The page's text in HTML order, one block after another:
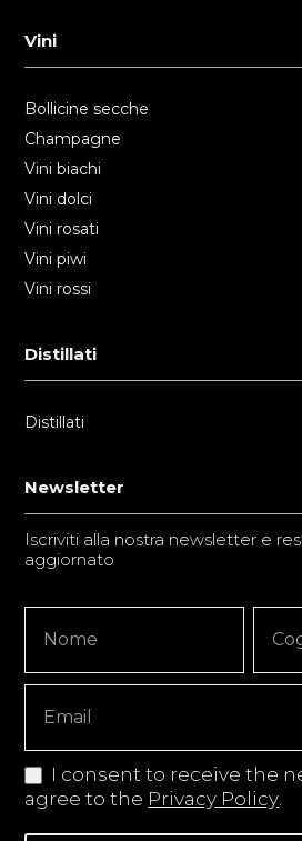
Vini
Bollicine secche
Champagne
Vini biachi
Vini dolci
Vini rosati
Vini piwi
Vini rossi
Distillati
Distillati
Newsletter
Iscriviti alla nostra newsletter e
aggiornato
Signup
Copy
I consent to receive the
agree to the Privacy Policy